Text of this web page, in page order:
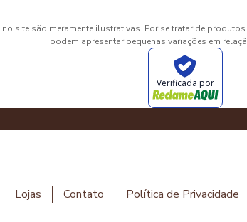
site são meramente ilustrativas. Por se tratar de
podem apresentar pequenas variações em
Verificada por
Lojas Contato Política de Privacidade